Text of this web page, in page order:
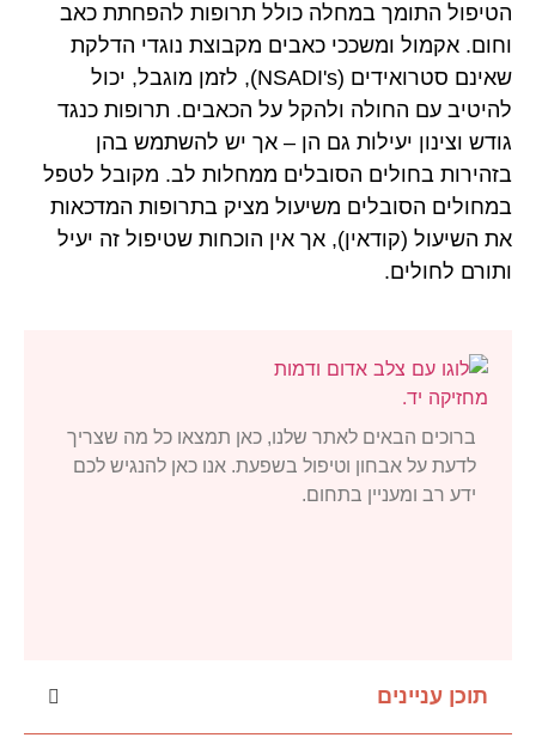
הטיפול התומך במחלה כולל תרופות להפחתת כאב
וחום. אקמול ומשככי כאבים מקבוצת נוגדי הדלקת
שאינם סטרואידים (NSADI's), לזמן מוגבל, יכול
להיטיב עם החולה ולהקל על הכאבים. תרופות כנגד
גודש וצינון יעילות גם הן – אך יש להשתמש בהן
בזהירות בחולים הסובלים ממחלות לב. מקובל לטפל
במחולים הסובלים משיעול מציק בתרופות המדכאות
את השיעול (קודאין), אך אין הוכחות שטיפול זה יעיל
ותורם לחולים.
ברוכים הבאים לאתר שלנו, כאן תמצאו כל מה שצריך
לדעת על אבחון וטיפול בשפעת. אנו כאן להנגיש לכם
ידע רב ומעניין בתחום.
תוכן עניינים